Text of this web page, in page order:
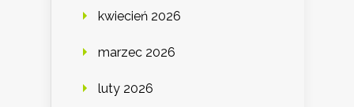
kwiecień 2026
marzec 2026
luty 2026